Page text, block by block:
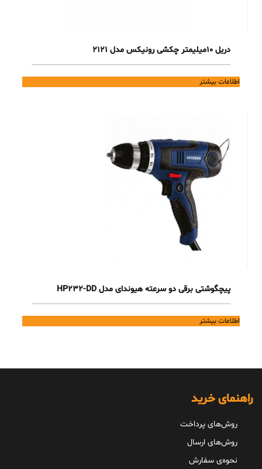
دریل 10میلیمتر چکشی رونیکس مدل 2121
اطلاعات بیشتر
پیچگوشتی برقی دو سرعته هیوندای مدل HP232-DD
اطلاعات بیشتر
راهنمای خرید
روش‌های پرداخت
روش‌های ارسال
نحوه‌ی سفارش